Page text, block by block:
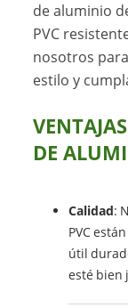
de aluminio
PVC
nosotros
estilo y
DE
Calidad:
PVC
útil
esté bien